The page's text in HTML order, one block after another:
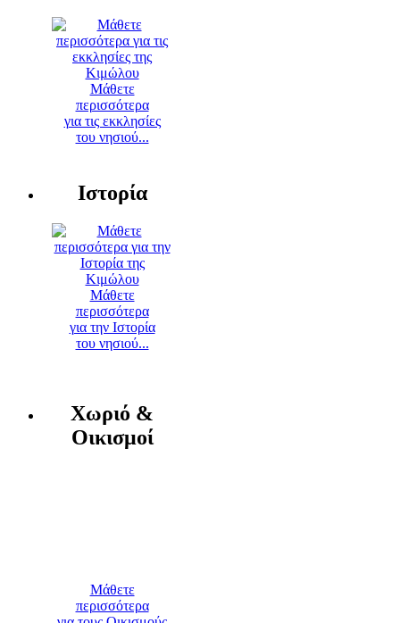
Μάθετε
περισσότερα
για τις εκκλησίες
του νησιού...
Ιστορία
Μάθετε
περισσότερα
για την Ιστορία
του νησιού...
Χωριό &
Οικισμοί
Μάθετε
περισσότερα